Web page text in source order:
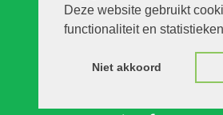
Deze website gebruikt
functionaliteit en
Niet akkoord
Search